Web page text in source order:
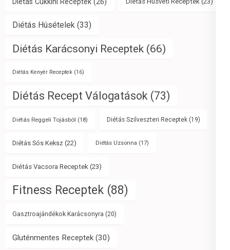
Diétás Húsételek (33)
Diétás Karácsonyi Receptek (66)
Diétás Kenyér Receptek (16)
Diétás Recept Válogatások (73)
Diétás Reggeli Tojásból (18) Diétás Szilveszteri Receptek (19)
Diétás Sós Keksz (22) Diétás Uzsonna (17)
Diétás Vacsora Receptek (23)
Fitness Receptek (88)
Gasztroajándékok Karácsonyra (20)
Gluténmentes Receptek (30)